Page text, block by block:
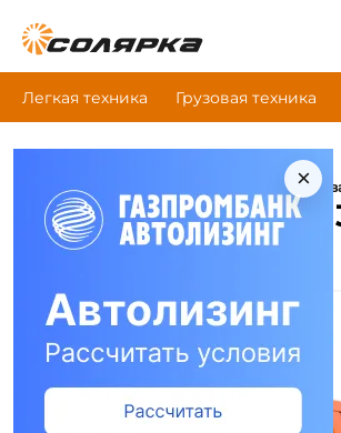
Легкая техника Грузовая техника
×
Главная
Камаз Самосвал с
разгрузкой